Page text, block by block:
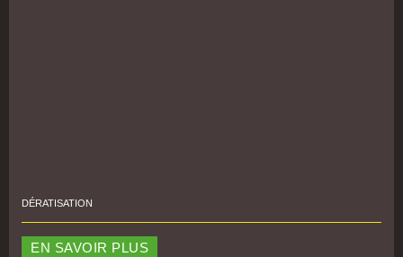
DÉRATISATION
EN SAVOIR PLUS